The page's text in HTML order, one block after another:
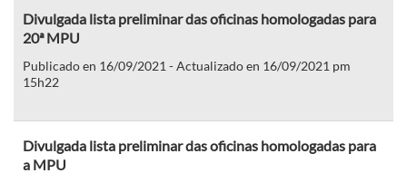
Divulgada lista preliminar das oficinas homologadas para
20ª MPU
Publicado en 16/09/2021 - Actualizado en 16/09/2021 pm
15h22
Divulgada lista preliminar das oficinas homologadas para
a MPU